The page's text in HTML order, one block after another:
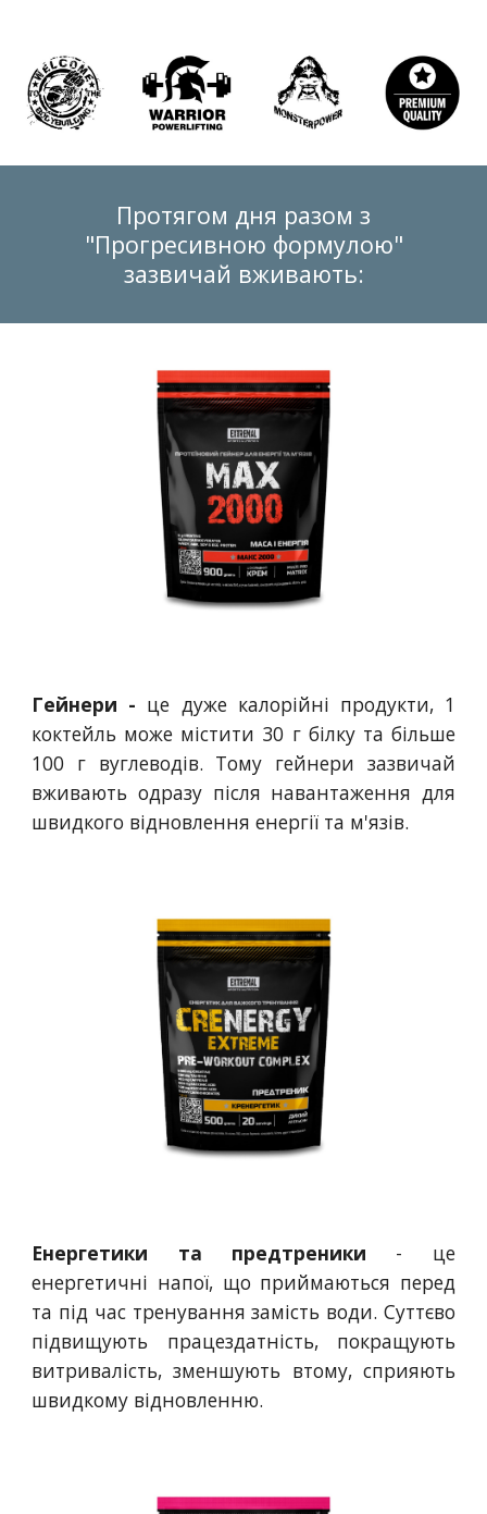
Протягом дня разом з
"Прогресивною формулою"
зазвичай вживають:
Гейнери - це дуже калорійні продукти, 1
коктейль може містити 30 г білку та більше
100 г вуглеводів. Тому гейнери зазвичай
вживають одразу після навантаження для
швидкого відновлення енергії та м'язів.
Енергетики та предтреники - це
енергетичні напої, що приймаються перед
та під час тренування замість води. Суттєво
підвищують працездатність, покращують
витривалість, зменшують втому, сприяють
швидкому відновленню.